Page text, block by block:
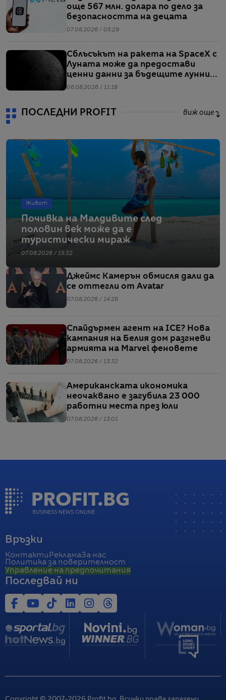
още 567 млн. долара по дело за
безопасността на децата
07.08.2026 / 05:29
Сблъсъкът на ракета на SpaceX с
Луната може да предостави
ценни данни за бъдещите лунни
мисии
06.08.2026 / 11:18
ПОСЛЕДНИ PROFIT виж още
Живот
Почивка на Малдивите след
половин век може да е
туристически мираж
07.08.2026 / 15:32
Джеймс Камерън обмисля дали да
се оттегли от Avatar
07.08.2026 / 14:26
Спайдърмен агент на ICE? Нова
кампания на Белия дом разгневи
армията на Marvel феновете
07.08.2026 / 13:32
Американската икономика
неочаквано е загубила 23 000
работни места през юли
07.08.2026 / 13:01
Връзки
Контакти РекламаЗа нас
Политика за поверителност
Управление на предпочитания
Последвай ни